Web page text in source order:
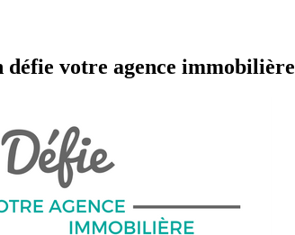
votre agence immobilière